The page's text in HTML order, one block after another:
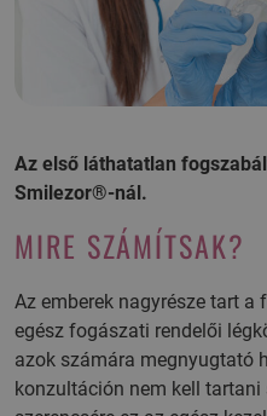
Az első láthatatlan
Smilezor®-nál.
MIRE SZÁMÍTSAK?
Az emberek nagyrésze tart
egész fogászati rendelői
azok számára megnyugtató
konzultáción nem kell